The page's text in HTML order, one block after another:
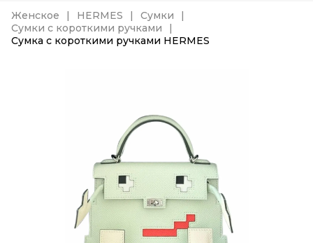
Женское HERMES
Сумки
Сумки с короткими ручками
Сумка с короткими ручками HERMES